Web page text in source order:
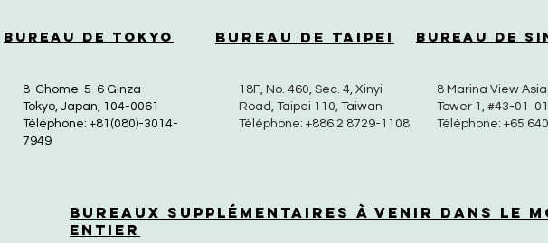
Bureau de Tokyo Bureau de Taipei Bureau de
8-Chome-5-6 Ginza
Tokyo, Japan, 104-0061
Téléphone: +81(080)-3014-
7949
18F, No. 460, Sec. 4, Xinyi
Road, Taipei 110, Taiwan
Téléphone: +886 2 8729-1108
8 Marina View
Tower 1, #43-01
Téléphone: +65
Bureaux supplémentaires à venir dans le
entier